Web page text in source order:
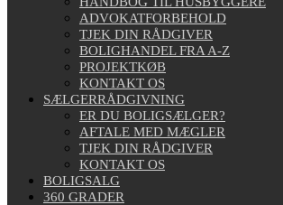
ADVOKATFORBEHOLD
TJEK DIN RÅDGIVER
BOLIGHANDEL FRA A-Z
PROJEKTKØB
KONTAKT OS
SÆLGERRÅDGIVNING
ER DU BOLIGSÆLGER?
AFTALE MED MÆGLER
TJEK DIN RÅDGIVER
KONTAKT OS
BOLIGSALG
360 GRADER